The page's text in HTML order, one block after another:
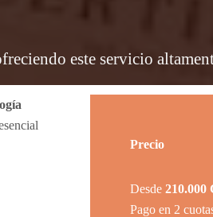
este servicio
Precio
Desde 210.000
Pago en 2